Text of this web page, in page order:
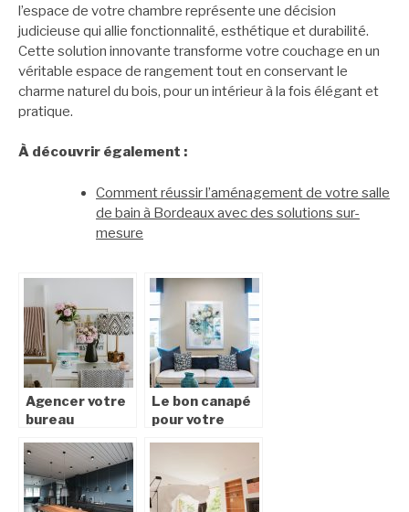
l’espace de votre chambre représente une décision
judicieuse qui allie fonctionnalité, esthétique et durabilité.
Cette solution innovante transforme votre couchage en un
véritable espace de rangement tout en conservant le
charme naturel du bois, pour un intérieur à la fois élégant et
pratique.
À découvrir également :
Comment réussir l’aménagement de votre salle
de bain à Bordeaux avec des solutions sur-
mesure
Agencer votre
bureau
Le bon canapé
pour votre